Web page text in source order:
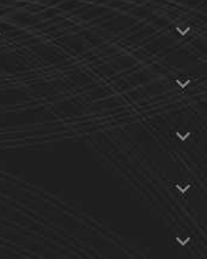




